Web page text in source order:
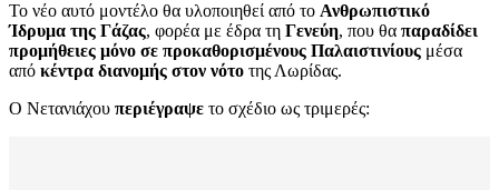
Το νέο αυτό μοντέλο θα υλοποιηθεί από το Ανθρωπιστικό
Ίδρυμα της Γάζας, φορέα με έδρα τη Γενεύη, που θα παραδίδει
προμήθειες μόνο σε προκαθορισμένους Παλαιστινίους μέσα
από κέντρα διανομής στον νότο της Λωρίδας.
Ο Νετανιάχου περιέγραψε το σχέδιο ως τριμερές: